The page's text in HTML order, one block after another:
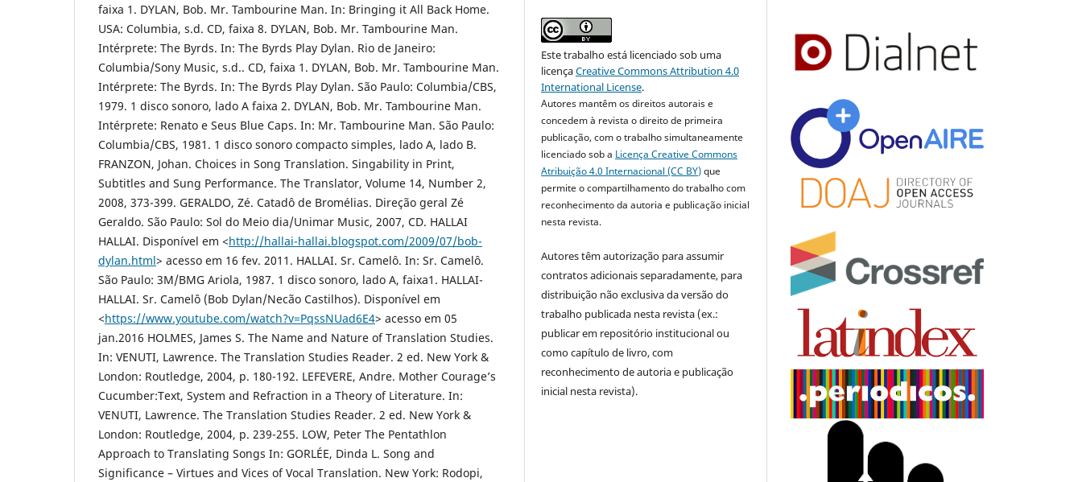
faixa 1. DYLAN, Bob. Mr. Tambourine Man. In: Bringing it All Back Home.
USA: Columbia, s.d. CD, faixa 8. DYLAN, Bob. Mr. Tambourine Man.
Intérprete: The Byrds. In: The Byrds Play Dylan. Rio de Janeiro:
Columbia/Sony Music, s.d.. CD, faixa 1. DYLAN, Bob. Mr. Tambourine Man.
Intérprete: The Byrds. In: The Byrds Play Dylan. São Paulo: Columbia/CBS,
1979. 1 disco sonoro, lado A faixa 2. DYLAN, Bob. Mr. Tambourine Man.
Intérprete: Renato e Seus Blue Caps. In: Mr. Tambourine Man. São Paulo:
Columbia/CBS, 1981. 1 disco sonoro compacto simples, lado A, lado B.
FRANZON, Johan. Choices in Song Translation. Singability in Print,
Subtitles and Sung Performance. The Translator, Volume 14, Number 2,
2008, 373-399. GERALDO, Zé. Catadô de Bromélias. Direção geral Zé
Geraldo. São Paulo: Sol do Meio dia/Unimar Music, 2007, CD. HALLAI
HALLAI. Disponível em <http://hallai-hallai.blogspot.com/2009/07/bob-
dylan.html> acesso em 16 fev. 2011. HALLAI. Sr. Camelô. In: Sr. Camelô.
São Paulo: 3M/BMG Ariola, 1987. 1 disco sonoro, lado A, faixa1. HALLAI-
HALLAI. Sr. Camelô (Bob Dylan/Necão Castilhos). Disponível em
<https://www.youtube.com/watch?v=PqssNUad6E4> acesso em 05
jan.2016 HOLMES, James S. The Name and Nature of Translation Studies.
In: VENUTI, Lawrence. The Translation Studies Reader. 2 ed. New York &
London: Routledge, 2004, p. 180-192. LEFEVERE, Andre. Mother Courage’s
Cucumber:Text, System and Refraction in a Theory of Literature. In:
VENUTI, Lawrence. The Translation Studies Reader. 2 ed. New York &
London: Routledge, 2004, p. 239-255. LOW, Peter The Pentathlon
Approach to Translating Songs In: GORLÉE, Dinda L. Song and
Significance – Virtues and Vices of Vocal Translation. New York: Rodopi,
Este trabalho está licenciado sob uma
licençaCreative Commons Attribution 4.0
International License.
Autores mantêm os direitos autorais e
concedem à revista o direito de primeira
publicação, com o trabalho simultaneamente
licenciado sob a Licença Creative Commons
Atribuição 4.0 Internacional (CC BY)que
permite o compartilhamento do trabalho com
reconhecimento da autoria e publicação inicial
nesta revista.
Autores têm autorização para assumir
contratos adicionais separadamente, para
distribuição não exclusiva da versão do
trabalho publicada nesta revista (ex.:
publicar em repositório institucional ou
como capítulo de livro, com
reconhecimento de autoria e publicação
inicial nesta revista).